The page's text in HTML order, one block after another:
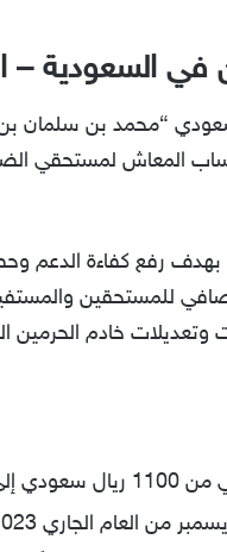
في السعودية –
“محمد بن سلمان
المعاش لمستحقي
بهدف رفع كفاءة الدعم
للمستحقين
من العام الجاري 2023.